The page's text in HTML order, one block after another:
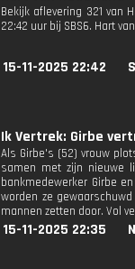
Bekijk aflevering 321 van
22:42 uur bij SBS6. Hart
15-11-2025 22:42
Ik Vertrek: Girbe
Als Girbe's (52) vrouw
samen met zijn nieuwe
bankmedewerker Girbe
worden ze
mannen zetten door. Vol
15-11-2025 22:35